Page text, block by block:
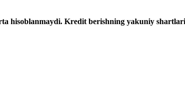
hisoblanmaydi. Kredit berishning yakuniy